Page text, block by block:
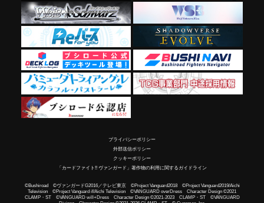
プライバシーポリシー
外部送信ポリシー
クッキーポリシー
「カードファイト!! ヴァンガード」著作物の利用に関するガイドライン
©Bushiroad ©ヴァンガードG2016／テレビ東京 ©Project Vanguard2018 ©Project Vanguard2019/Aichi
Television ©Project Vanguard if/Aichi Television ©VANGUARD overDress Character Design ©2021
CLAMP・ST ©VANGUARD will+Dress Character Design ©2021-2023 CLAMP・ST ©VANGUARD